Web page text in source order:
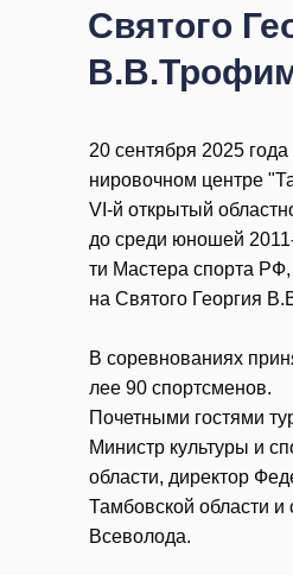
Святого
20 сен­тяб­ря 2025
ни­ро­воч­ном цен­тре
VI-й от­кры­тый
до сре­ди юно­шей
ти Ма­сте­ра спор­та
на Свя­то­го Ге­ор­гия
В со­рев­но­ва­ни­ях
лее 90 спортс­ме­нов.
По­чет­ны­ми го­стя­ми
Министр культуры и
области, директор
Тамбовской области
Всеволода.